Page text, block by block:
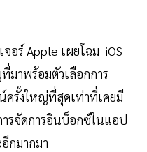
อร์ Apple เผยโฉม iOS
มาพร้อมตัวเลือกการ
ครั้งใหญ่ที่สุดเท่าที่เคยมี
รจัดการอินบ็อกซ์ในแอป
กมากมา